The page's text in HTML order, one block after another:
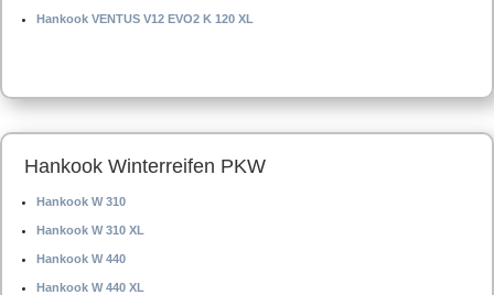
Hankook VENTUS V12 EVO2 K 120 XL
Hankook Winterreifen PKW
Hankook W 310
Hankook W 310 XL
Hankook W 440
Hankook W 440 XL